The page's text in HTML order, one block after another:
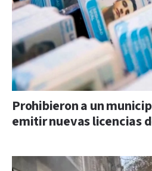
Prohibieron a un
emitir nuevas licencias